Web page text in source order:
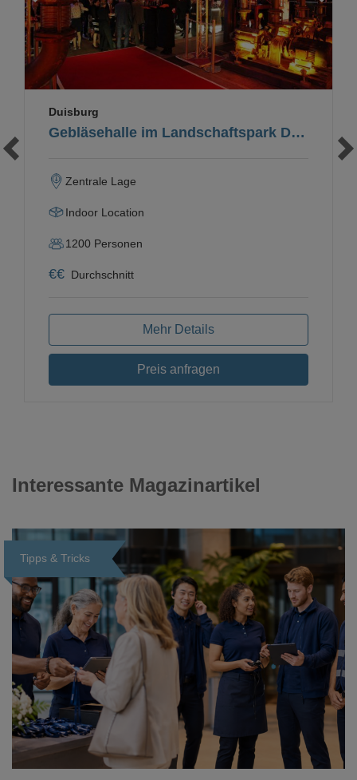
Gebläsehalle im Landschaftspark Duisburg-Nord
Duisburg
Zentrale Lage
Indoor Location
1200 Personen
€€ Durchschnitt
Mehr Details
Preis anfragen
Interessante Magazinartikel
Tipps & Tricks
Loading...